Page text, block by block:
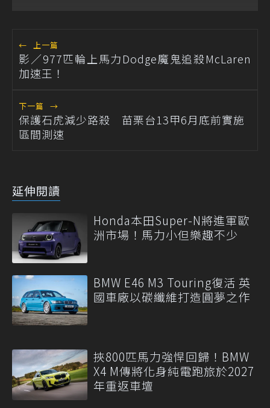
← 上一篇
影／977匹輪上馬力Dodge魔鬼追殺McLaren
加速王！
下一篇 →
保護石虎減少路殺 苗栗台13甲6月底前實施
區間測速
延伸閱讀
Honda本田Super-N將進軍歐
洲市場！馬力小但樂趣不少
BMW E46 M3 Touring復活 英
國車廠以碳纖維打造圓夢之作
挾800匹馬力強悍回歸！BMW
X4 M傳將化身純電跑旅於2027
年重返車壇